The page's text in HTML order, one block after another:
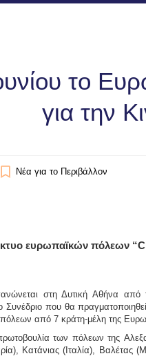
το
για την
Νέα για το Περιβάλλον
ευρωπαϊκών πόλεων
στη Δυτική Αθήνα
Συνέδριο που θα
από 7 κράτη-μέλη της
των πόλεων της
Κατάνιας (Ιταλία), Βαλέτας